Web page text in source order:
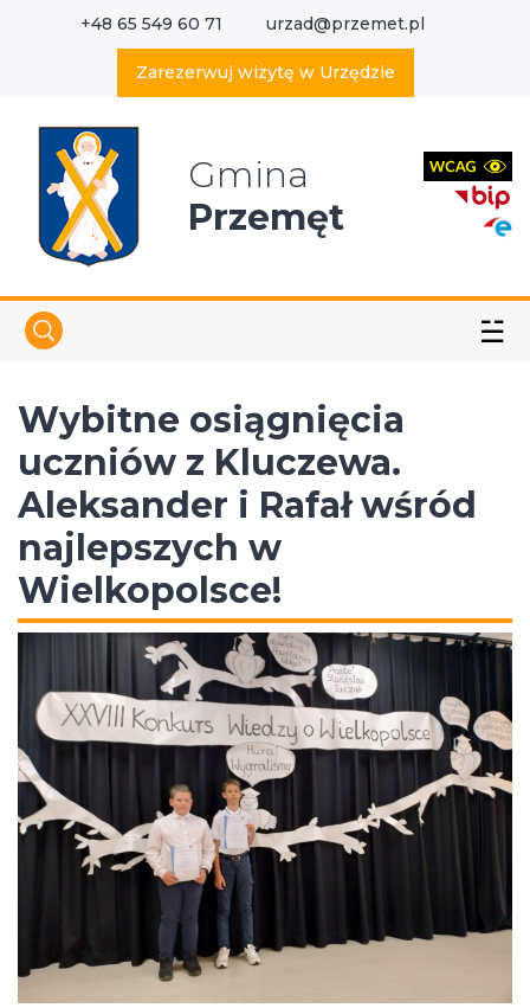
+48 65 549 60 71 urzad@przemet.pl
Zarezerwuj wizytę w Urzędzie
Gmina
Przemęt
☱
Wybitne osiągnięcia
uczniów z Kluczewa.
Aleksander i Rafał wśród
najlepszych w
Wielkopolsce!
Wyszukaj w serwisie